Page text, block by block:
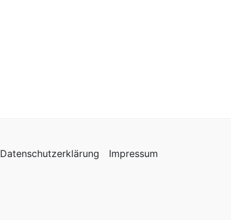
Datenschutzerklärung Impressum